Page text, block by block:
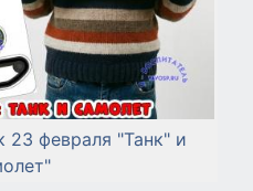
23 февраля "Танк" и